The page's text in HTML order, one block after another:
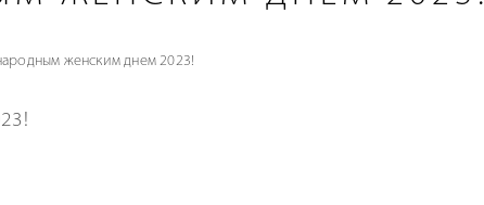
женским днем 2023!